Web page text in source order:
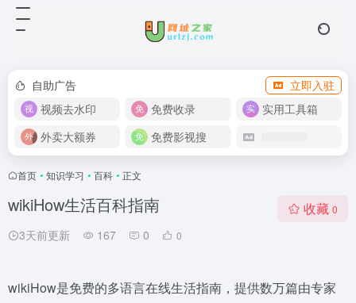
自助广告
立即入驻
视频去水印
免费收录
实用工具箱
外卖大额券
免费影视搜
首页 • 知识学习 • 百科 • 正文
wikiHow生活百科指南
3天前更新 167 0 0
收藏 0
wikiHow是免费的多语言在线生活指南，提供数万篇由专家